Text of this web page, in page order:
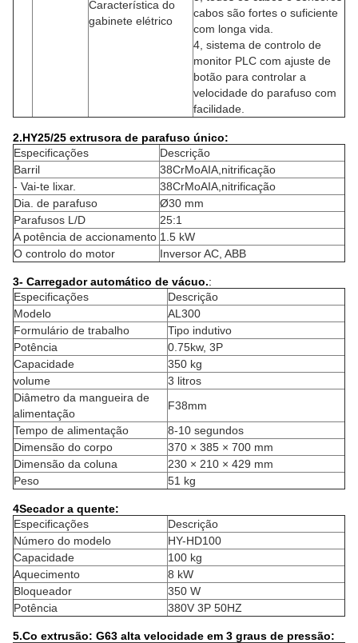
Característica do
gabinete elétrico
cabos são fortes o suficiente
com longa vida.
4, sistema de controlo de
monitor PLC com ajuste de
botão para controlar a
velocidade do parafuso com
facilidade.
2.HY25/25 extrusora de parafuso único:
Especificações
Descrição
Barril
38CrMoAIA,nitrificação
- Vai-te lixar.
38CrMoAIA,nitrificação
Dia. de parafuso
Ø30 mm
Parafusos L/D
25:1
A potência de accionamento 1.5 kW
O controlo do motor
Inversor AC, ABB
3- Carregador automático de vácuo.:
Especificações
Descrição
Modelo
AL300
Formulário de trabalho
Tipo indutivo
Potência
0.75kw, 3P
Capacidade
350 kg
volume
3 litros
Diâmetro da mangueira de
alimentação
F38mm
Tempo de alimentação
8-10 segundos
Dimensão do corpo
370 × 385 × 700 mm
Dimensão da coluna
230 × 210 × 429 mm
Peso
51 kg
4Secador a quente:
Especificações
Descrição
Número do modelo
HY-HD100
Capacidade
100 kg
Aquecimento
8 kW
Bloqueador
350 W
Potência
380V 3P 50HZ
5.Co extrusão: G63 alta velocidade em 3 graus de pressão: